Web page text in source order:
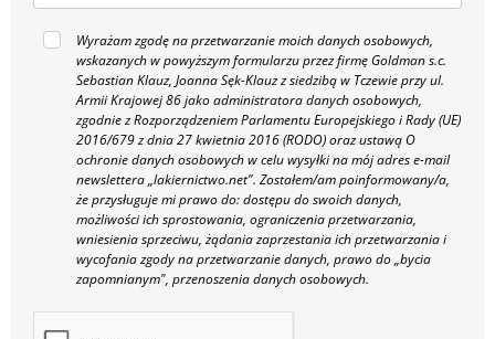
Wyrażam zgodę na przetwarzanie moich danych osobowych,
wskazanych w powyższym formularzu przez firmę Goldman s.c.
Sebastian Klauz, Joanna Sęk-Klauz z siedzibą w Tczewie przy ul.
Armii Krajowej 86 jako administratora danych osobowych,
zgodnie z Rozporządzeniem Parlamentu Europejskiego i Rady (UE)
2016/679 z dnia 27 kwietnia 2016 (RODO) oraz ustawą O
ochronie danych osobowych w celu wysyłki na mój adres e-mail
newslettera „lakiernictwo.net". Zostałem/am poinformowany/a,
że przysługuje mi prawo do: dostępu do swoich danych,
możliwości ich sprostowania, ograniczenia przetwarzania,
wniesienia sprzeciwu, żądania zaprzestania ich przetwarzania i
wycofania zgody na przetwarzanie danych, prawo do „bycia
zapomnianym", przenoszenia danych osobowych.